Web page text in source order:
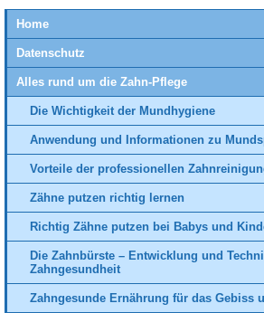
Home
Datenschutz
Alles rund um die Zahn-Pflege
Die Wichtigkeit der Mundhygiene
Anwendung und Informationen zu
Vorteile der professionellen
Zähne putzen richtig lernen
Richtig Zähne putzen bei Babys und
Die Zahnbürste – Entwicklung und
Zahngesundheit
Zahngesunde Ernährung für das Gebiss